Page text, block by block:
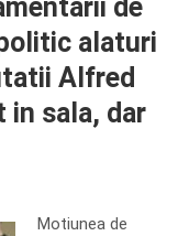
de
alaturi
Alfred
in sala, dar
Motiunea de